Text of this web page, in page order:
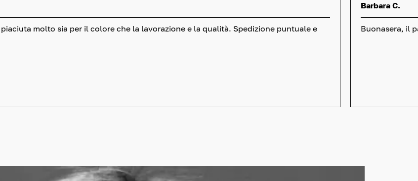
molto sia per il colore che la lavorazione e la qualità. Spedizione puntuale e
Barbara C.
Buonasera, il